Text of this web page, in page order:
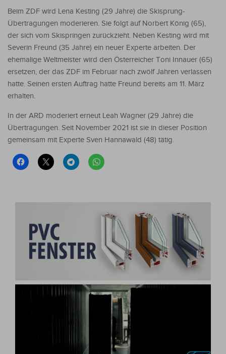
Beim ZDF wird Lena Kesting (29 Jahre) die Skisprung-
Übertragungen moderieren. Sie folgt auf Norbert König (65),
der sich vom Skispringen zurückzieht. Neben Kesting wird mit
Severin Freund (35 Jahre) ein neuer Experte arbeiten. Der
ehemalige Weltmeister wird den Österreicher Toni Innauer (65)
ersetzen, der das ZDF im Februar nach zwölf Jahren verlassen
hatte. Seinen ersten Auftrag hatte Freund bereits am 11. März
erhalten.
In der ARD moderiert erneut Leah Wagner (29 Jahre) die
Übertragungen. Seit November 2021 ist sie in dieser Position
gemeinsam mit Experte Sven Hannawald (48) tätig.